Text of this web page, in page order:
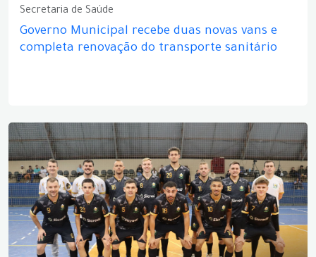
Secretaria de Saúde
Governo Municipal recebe duas novas vans e
completa renovação do transporte sanitário